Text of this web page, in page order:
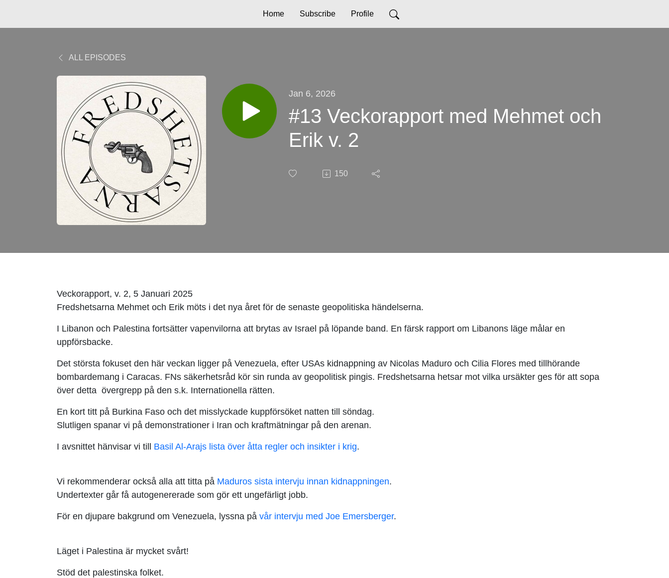
Home Subscribe Profile
ALL EPISODES
Jan 6, 2026
#13 Veckorapport med Mehmet och
Erik v. 2
150
Veckorapport, v. 2, 5 Januari 2025
Fredshetsarna Mehmet och Erik möts i det nya året för de senaste geopolitiska händelserna.
I Libanon och Palestina fortsätter vapenvilorna att brytas av Israel på löpande band. En färsk rapport om Libanons läge målar en
uppförsbacke.
Det största fokuset den här veckan ligger på Venezuela, efter USAs kidnappning av Nicolas Maduro och Cilia Flores med tillhörande
bombardemang i Caracas. FNs säkerhetsråd kör sin runda av geopolitisk pingis. Fredshetsarna hetsar mot vilka ursäkter ges för att sopa
över detta övergrepp på den s.k. Internationella rätten.
En kort titt på Burkina Faso och det misslyckade kuppförsöket natten till söndag.
Slutligen spanar vi på demonstrationer i Iran och kraftmätningar på den arenan.
I avsnittet hänvisar vi till Basil Al-Arajs lista över åtta regler och insikter i krig.
Vi rekommenderar också alla att titta på Maduros sista intervju innan kidnappningen.
Undertexter går få autogenererade som gör ett ungefärligt jobb.
För en djupare bakgrund om Venezuela, lyssna på vår intervju med Joe Emersberger.
Läget i Palestina är mycket svårt!
Stöd det palestinska folket.